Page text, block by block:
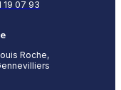
19 07 93
Roche,